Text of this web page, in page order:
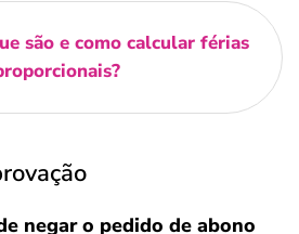
são e como calcular férias
negar o pedido de abono